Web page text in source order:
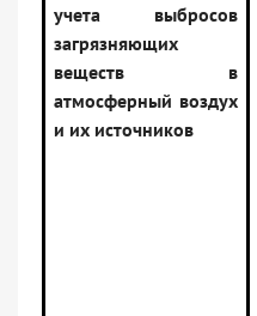
учета выбросов
загрязняющих
веществ в
атмосферный воздух
и их источников